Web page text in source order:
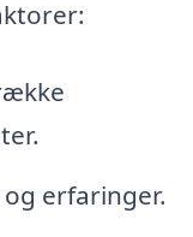
erfaringer.